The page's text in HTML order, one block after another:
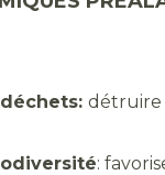
détruire
: